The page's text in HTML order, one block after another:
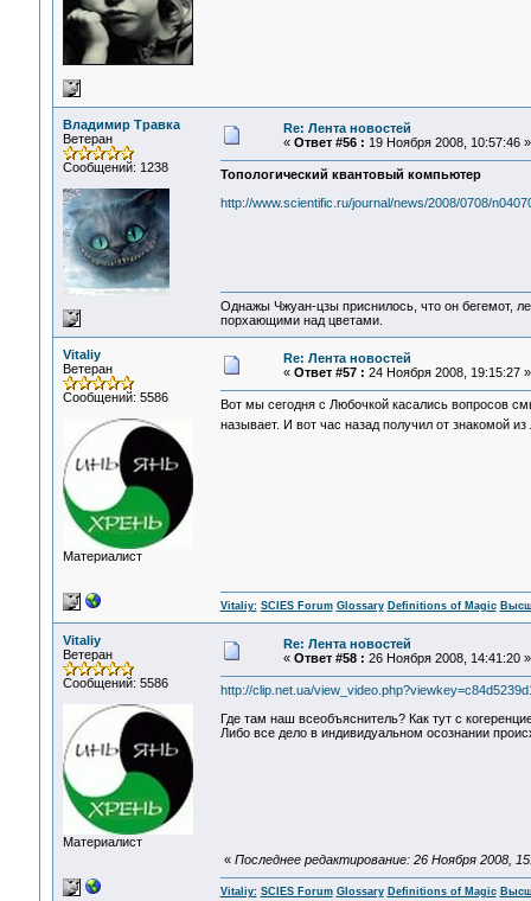
Владимир Травка
Ветеран
Сообщений: 1238
Re: Лента новостей
« Ответ #56 : 19 Ноября 2008, 10:57:46 »
Топологический квантовый компьютер
http://www.scientific.ru/journal/news/2008/0708/
Однажы Чжуан-цзы приснилось, что он бегемот,
порхающими над цветами.
Vitaliy
Ветеран
Сообщений: 5586
Материалист
Re: Лента новостей
« Ответ #57 : 24 Ноября 2008, 19:15:27 »
Вот мы сегодня с Любочкой касались вопросов
называет. И вот час назад получил от знакомой
Vitaliy: SCIES Forum Glossary Definitions of Magic
Vitaliy
Ветеран
Сообщений: 5586
Материалист
Re: Лента новостей
« Ответ #58 : 26 Ноября 2008, 14:41:20 »
http://clip.net.ua/
Где там наш всеобъяснитель? Как тут с
Либо все дело в индивидуальном осознании
« Последнее редактирование: 26 Ноября 2008,
Vitaliy: SCIES Forum Glossary Definitions of Magic